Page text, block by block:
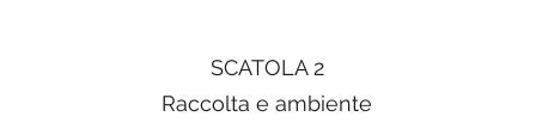
SCATOLA 2
Raccolta e ambiente